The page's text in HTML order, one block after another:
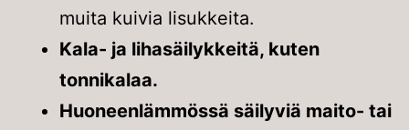
muita kuivia lisukkeita.
Kala- ja lihasäilykkeitä, kuten
tonnikalaa.
Huoneenlämmössä säilyviä maito- tai